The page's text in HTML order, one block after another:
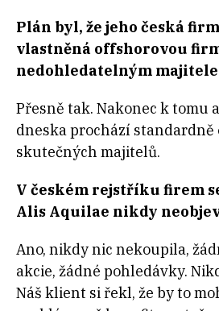
Plán byl, že jeho česká
vlastněná offshorovou
nedohledatelným
Přesně tak. Nakonec k tomu
dneska prochází standardně
skutečných majitelů.
V českém rejstříku firem
Alis Aquilae nikdy
Ano, nikdy nic nekoupila,
akcie, žádné pohledávky.
Náš klient si řekl, že by to